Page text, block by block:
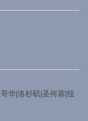
华|洛杉矶|圣何塞|纽